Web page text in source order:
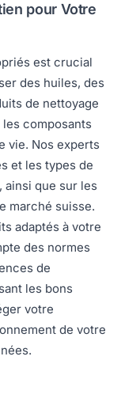
pour Votre
est crucial
des huiles, des
de nettoyage
composants
vie. Nos experts
et les types de
ainsi que sur les
marché suisse.
adaptés à votre
des normes
de
les bons
votre
de votre